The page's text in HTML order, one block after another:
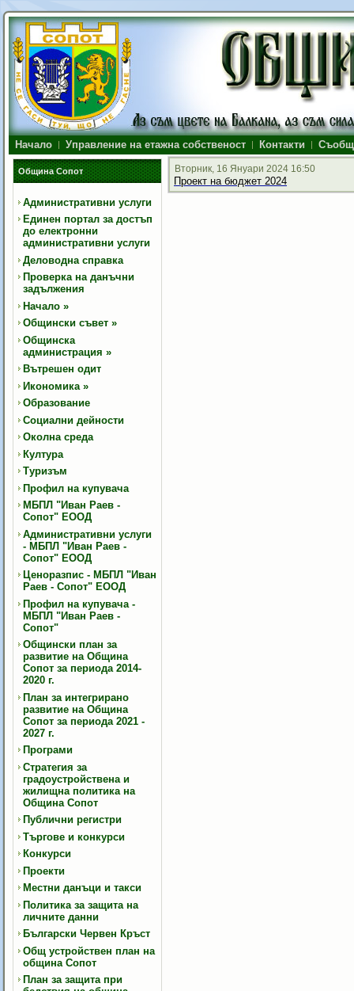
Начало Управление на етажна собственост Контакти
Община Сопот
Административни услуги
Единен портал за достъп
до електронни
административни услуги
Деловодна справка
Проверка на данъчни
задължения
Начало »
Общински съвет »
Общинска
администрация »
Вътрешен одит
Икономика »
Образование
Социални дейности
Околна среда
Култура
Туризъм
Профил на купувача
МБПЛ "Иван Раев -
Сопот" ЕООД
Административни услуги
- МБПЛ "Иван Раев -
Сопот" ЕООД
Ценоразпис - МБПЛ "Иван
Раев - Сопот" ЕООД
Профил на купувача -
МБПЛ "Иван Раев -
Сопот"
Общински план за
развитие на Община
Сопот за периода 2014-
2020 г.
План за интегрирано
развитие на Община
Сопот за периода 2021 -
2027 г.
Програми
Стратегия за
градоустройствена и
жилищна политика на
Община Сопот
Публични регистри
Търгове и конкурси
Конкурси
Проекти
Местни данъци и такси
Политика за защита на
личните данни
Български Червен Кръст
Общ устройствен план на
община Сопот
План за защита при
Вторник, 16 Януари 2024 16:50
Проект на бюджет 2024